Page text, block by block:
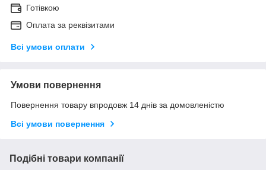
Готівкою
Оплата за реквізитами
Всі умови оплати
Умови повернення
Повернення товару впродовж 14 днів за домовленістю
Всі умови повернення
Подібні товари компанії